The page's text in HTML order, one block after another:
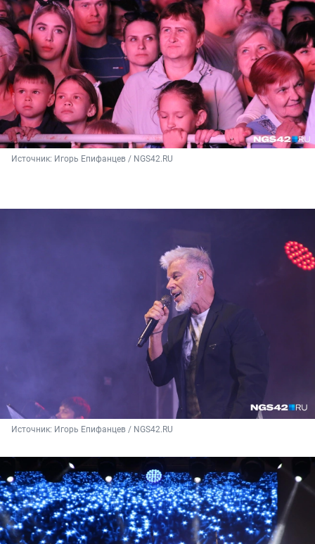
Источник: Игорь Епифанцев / NGS42.RU
Источник: Игорь Епифанцев / NGS42.RU